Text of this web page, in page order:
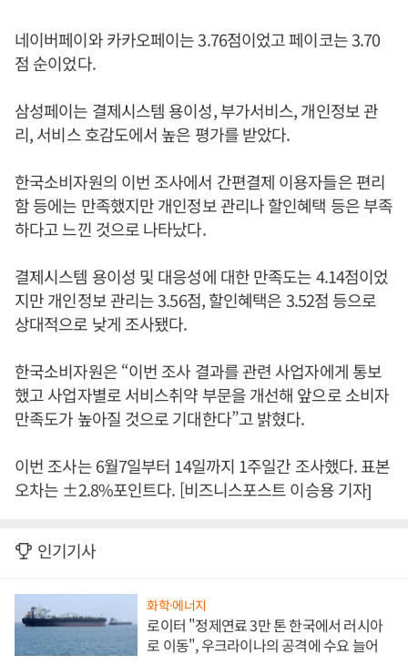
네이버페이와 카카오페이는 3.76점이었고 페이코는 3.70
점 순이었다.
삼성페이는 결제시스템 용이성, 부가서비스, 개인정보 관
리, 서비스 호감도에서 높은 평가를 받았다.
한국소비자원의 이번 조사에서 간편결제 이용자들은 편리
함 등에는 만족했지만 개인정보 관리나 할인혜택 등은 부족
하다고 느낀 것으로 나타났다.
결제시스템 용이성 및 대응성에 대한 만족도는 4.14점이었
지만 개인정보 관리는 3.56점, 할인혜택은 3.52점 등으로
상대적으로 낮게 조사됐다.
한국소비자원은 “이번 조사 결과를 관련 사업자에게 통보
했고 사업자별로 서비스취약 부문을 개선해 앞으로 소비자
만족도가 높아질 것으로 기대한다”고 밝혔다.
이번 조사는 6월7일부터 14일까지 1주일간 조사했다. 표본
오차는 ±2.8%포인트다. [비즈니스포스트 이승용 기자]
인기기사
화학·에너지
로이터 "정제연료 3만 톤 한국에서 러시아
로 이동", 우크라이나의 공격에 수요 늘어